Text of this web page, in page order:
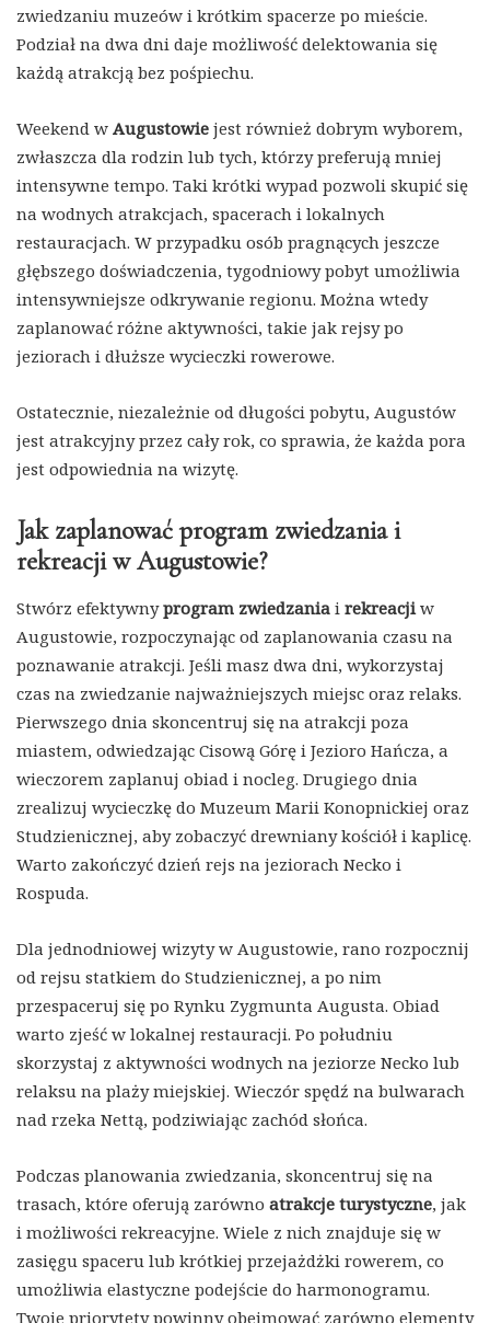
zwiedzaniu muzeów i krótkim spacerze po mieście.
Podział na dwa dni daje możliwość delektowania się
każdą atrakcją bez pośpiechu.
Weekend w Augustowie jest również dobrym wyborem,
zwłaszcza dla rodzin lub tych, którzy preferują mniej
intensywne tempo. Taki krótki wypad pozwoli skupić się
na wodnych atrakcjach, spacerach i lokalnych
restauracjach. W przypadku osób pragnących jeszcze
głębszego doświadczenia, tygodniowy pobyt umożliwia
intensywniejsze odkrywanie regionu. Można wtedy
zaplanować różne aktywności, takie jak rejsy po
jeziorach i dłuższe wycieczki rowerowe.
Ostatecznie, niezależnie od długości pobytu, Augustów
jest atrakcyjny przez cały rok, co sprawia, że każda pora
jest odpowiednia na wizytę.
Jak zaplanować program zwiedzania i
rekreacji w Augustowie?
Stwórz efektywnyprogram zwiedzania i rekreacjiw
Augustowie, rozpoczynając od zaplanowania czasu na
poznawanie atrakcji. Jeśli masz dwa dni, wykorzystaj
czas na zwiedzanie najważniejszych miejsc oraz relaks.
Pierwszego dnia skoncentruj się na atrakcji poza
miastem, odwiedzając Cisową Górę i Jezioro Hańcza, a
wieczorem zaplanuj obiad i nocleg. Drugiego dnia
zrealizuj wycieczkę do Muzeum Marii Konopnickiej oraz
Studzienicznej, aby zobaczyć drewniany kościół i kaplicę.
Warto zakończyć dzień rejs na jeziorach Necko i
Rospuda.
Dla jednodniowej wizyty w Augustowie, rano rozpocznij
od rejsu statkiem do Studzienicznej, a po nim
przespaceruj się po Rynku Zygmunta Augusta. Obiad
warto zjeść w lokalnej restauracji. Po południu
skorzystaj z aktywności wodnych na jeziorze Necko lub
relaksu na plaży miejskiej. Wieczór spędź na bulwarach
nad rzeka Nettą, podziwiając zachód słońca.
Podczas planowania zwiedzania, skoncentruj się na
trasach, które oferują zarówno atrakcje turystyczne, jak
i możliwości rekreacyjne. Wiele z nich znajduje się w
zasięgu spaceru lub krótkiej przejażdżki rowerem, co
umożliwia elastyczne podejście do harmonogramu.
Twoje priorytety powinny obejmować zarówno elementy